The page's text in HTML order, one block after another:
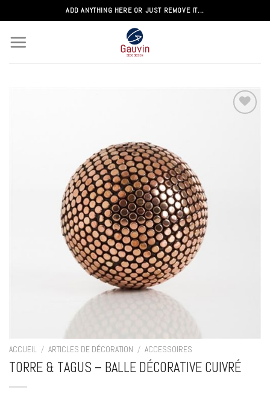
au
contenu
ADD ANYTHING HERE OR JUST REMOVE IT...
ACCUEIL / ARTICLES DE DÉCORATION / ACCESSOIRES
TORRE & TAGUS – BALLE DÉCORATIVE CUIVRÉ